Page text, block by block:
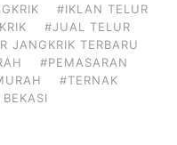
#IKLAN TELUR
#JUAL TELUR
JANGKRIK TERBARU
#PEMASARAN
#TERNAK